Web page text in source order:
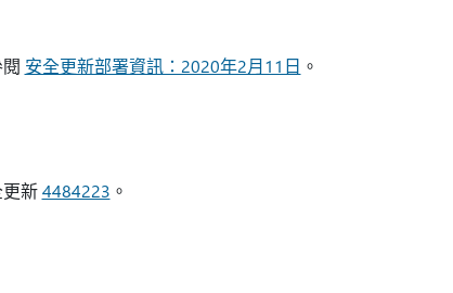
安全更新部署資訊：2020年2月11日 。
新4484223 。